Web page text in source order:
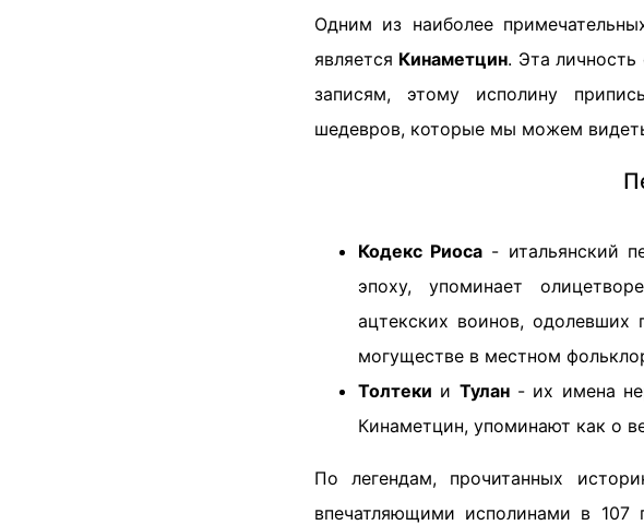
Одним из наиболее
является Кинаметцин. Эта
записям, этому исполину
шедевров, которые мы можем
Кодекс Риоса - итальянский
эпоху, упоминает
ацтекских воинов, одолевших
могуществе в местном
Толтеки и Тулан- их имена
Кинаметцин, упоминают как о
По легендам, прочитанных
впечатляющими исполинами в